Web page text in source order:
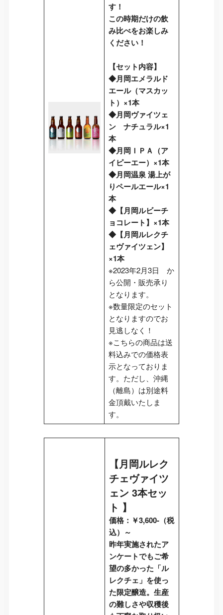
す！
この時期だけの飲
み比べをお楽しみ
ください！
【セット内容】
◆月岡エメラルド
エール（マスカッ
ト）×1本
◆月岡ヴァイツェ
ン ナチュラル×1
本
◆月岡ＩＰＡ（ア
イピーエー）×1本
◆月岡温泉 湯上が
りペールエール×1
本
◆【月岡ルビーチ
ョコレート】×1本
◆【月岡ルレクチ
ェヴァイツェン】
×1本
※2023年2月3日 か
ら公開・販売承り
となります。
※数量限定のセット
となりますのでお
見逃しなく！
※こちらの商品は送
料込みでの価格表
示となっておりま
す。ただし、沖縄
（離島）は別途料
金頂戴いたしま
す。
【月岡ルレク
チェヴァイツ
ェン 3本セッ
ト 】
価格：￥3,600-（税
込）～
昨年実施されたア
ンケートでもご希
望の多かった「ル
レクチェ」を使っ
た限定醸造。生産
の難しさや収穫後